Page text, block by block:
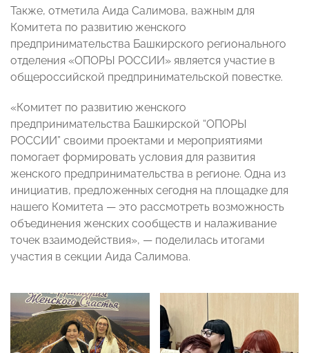
Также, отметила Аида Салимова, важным для
Комитета по развитию женского
предпринимательства Башкирского регионального
отделения «ОПОРЫ РОССИИ» является участие в
общероссийской предпринимательской повестке.
«Комитет по развитию женского
предпринимательства Башкирской “ОПОРЫ
РОССИИ” своими проектами и мероприятиями
помогает формировать условия для развития
женского предпринимательства в регионе. Одна из
инициатив, предложенных сегодня на площадке для
нашего Комитета — это рассмотреть возможность
объединения женских сообществ и налаживание
точек взаимодействия», — поделилась итогами
участия в секции Аида Салимова.